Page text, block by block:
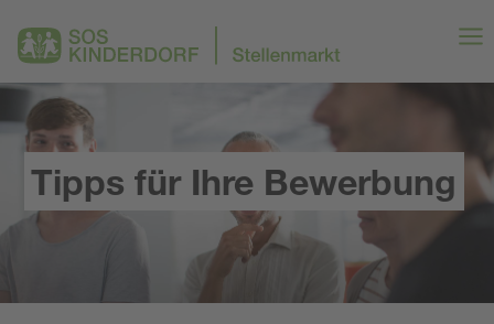
Tipps für Ihre Bewerbung